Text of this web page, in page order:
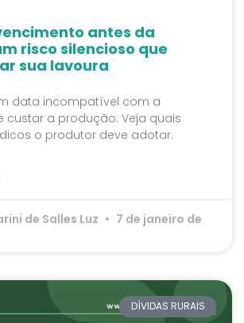
antes da
risco silencioso que
sua lavoura
data incompatível com a
custar a produção. Veja quais
o produtor deve adotar.
de Salles Luz
7 de janeiro de
DÍVIDAS RURAIS